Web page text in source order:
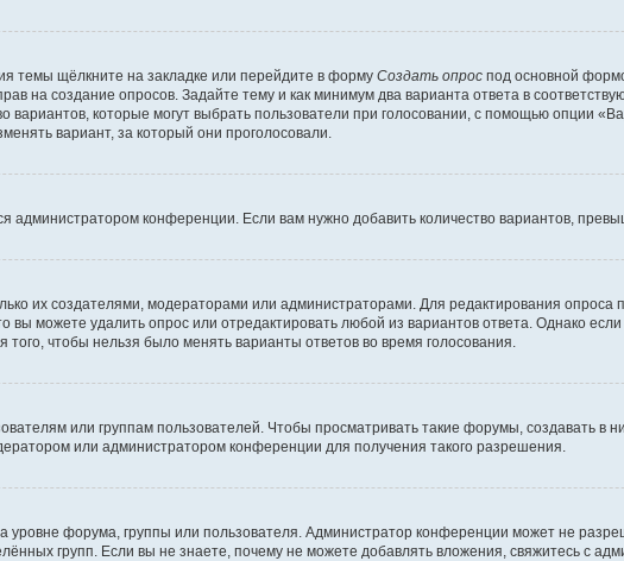
темы щёлкните на закладке или перейдите в форму Создать опрос под основной
на создание опросов. Задайте тему и как минимум два варианта ответа в
вариантов, которые могут выбрать пользователи при голосовании, с помощью опции
вариант, за который они проголосовали.
администратором конференции. Если вам нужно добавить количество вариантов,
их создателями, модераторами или администраторами. Для редактирования
вы можете удалить опрос или отредактировать любой из вариантов ответа. Однако
того, чтобы нельзя было менять варианты ответов во время голосования.
или группам пользователей. Чтобы просматривать такие форумы, создавать в
или администратором конференции для получения такого разрешения.
уровне форума, группы или пользователя. Администратор конференции может не
групп. Если вы не знаете, почему не можете добавлять вложения, свяжитесь с